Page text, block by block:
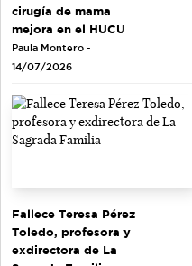
cirugía de mama
mejora en el HUCU
Paula Montero -
14/07/2026
Fallece Teresa Pérez
Toledo, profesora y
exdirectora de La